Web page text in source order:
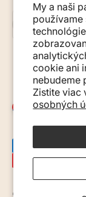
My a naši
cookie ani
nebudeme
Zistite viac
osobných
E-mail
Prihlásiť sa na
Slovensko
© 2026, Monkey